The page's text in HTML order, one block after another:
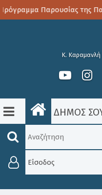
Παρουσίας της
Κ. Καραμανλή
ΔΗΜΟΣ
Είσοδος